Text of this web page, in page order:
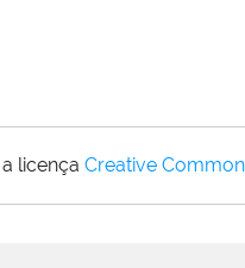
licença Creative